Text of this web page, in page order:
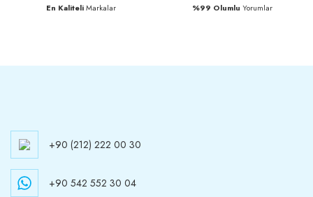
En KaliteliMarkalar %99 Olumlu Yorumlar
+90 (212) 222 00 30
+90 542 552 30 04